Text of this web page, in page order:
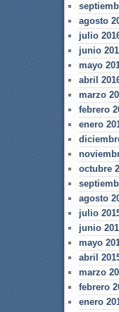
agosto
julio
junio
mayo
abril
marzo
febrero
enero
octubre
agosto
julio
junio
mayo
abril
marzo
febrero
enero